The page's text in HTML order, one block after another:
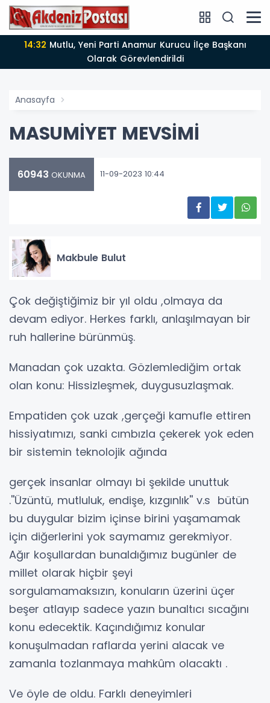
14:32
Olarak Görevlendirildi
Anasayfa
MASUMİYET MEVSİMİ
60943 OKUNMA 11-09-2023 10:44
Makbule Bulut
Çok değiştiğimiz bir yıl oldu ,olmaya da
devam ediyor. Herkes farklı, anlaşılmayan bir
ruh hallerine bürünmüş.
Manadan çok uzakta. Gözlemlediğim ortak
olan konu: Hissizleşmek, duygusuzlaşmak.
Empatiden çok uzak ,gerçeği kamufle ettiren
hissiyatımızı, sanki cımbızla çekerek yok eden
bir sistemin teknolojik ağında
gerçek insanlar olmayı bi şekilde unuttuk
.''Üzüntü, mutluluk, endişe, kızgınlık'' v.s bütün
bu duygular bizim içinse birini yaşamamak
için diğerlerini yok saymamız gerekmiyor.
Ağır koşullardan bunaldığımız bugünler de
millet olarak hiçbir şeyi
sorgulamamaksızın, konuların üzerini üçer
beşer atlayıp sadece yazın bunaltıcı sıcağını
konu edecektik. Kaçındığımız konular
konuşulmadan raflarda yerini alacak ve
zamanla tozlanmaya mahkûm olacaktı .
Ve öyle de oldu. Farklı deneyimleri